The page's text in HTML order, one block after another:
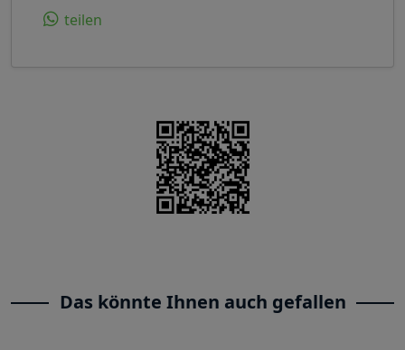
teilen
Das könnte Ihnen auch gefallen